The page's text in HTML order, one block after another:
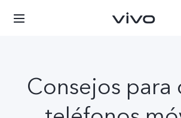
Consejos para